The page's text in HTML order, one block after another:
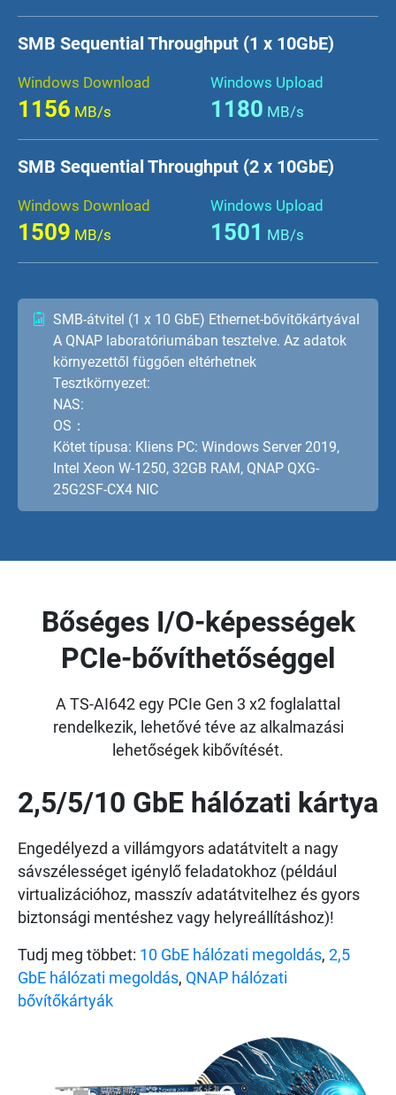
SMB Sequential Throughput (1 x 10GbE)
Windows Download
1156 MB/s
Windows Upload
1180 MB/s
SMB Sequential Throughput (2 x 10GbE)
Windows Download
1509 MB/s
Windows Upload
1501 MB/s
SMB-átvitel (1 x 10 GbE) Ethernet-bővítőkártyával
A QNAP laboratóriumában tesztelve. Az adatok
környezettől függően eltérhetnek
Tesztkörnyezet:
NAS:
OS：
Kötet típusa: Kliens PC: Windows Server 2019,
Intel Xeon W-1250, 32GB RAM, QNAP QXG-
25G2SF-CX4 NIC
Bőséges I/O-képességek
PCIe-bővíthetőséggel
A TS-AI642 egy PCIe Gen 3 x2 foglalattal
rendelkezik, lehetővé téve az alkalmazási
lehetőségek kibővítését.
2,5/5/10 GbE hálózati kártya
Engedélyezd a villámgyors adatátvitelt a nagy
sávszélességet igénylő feladatokhoz (például
virtualizációhoz, masszív adatátvitelhez és gyors
biztonsági mentéshez vagy helyreállításhoz)!
Tudj meg többet: 10 GbE hálózati megoldás, 2,5
GbE hálózati megoldás, QNAP hálózati
bővítőkártyák